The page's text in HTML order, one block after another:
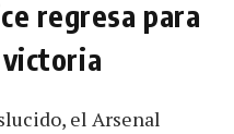
regresa para
el Arsenal